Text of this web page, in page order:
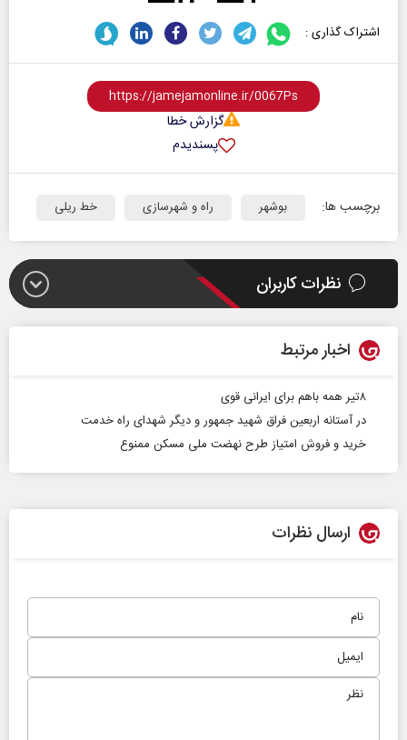
اشتراک گذاری :
گزارش خطا
پسندیدم
برچسب ها: بوشهر راه و شهرسازی خط ریلی
نظرات کاربران
اخبار مرتبط
۸تیر همه باهم برای ایرانی قوی
در آستانه اربعین فراق شهید جمهور و دیگر شهدای راه خدمت
خرید و فروش امتیاز طرح نهضت ملی مسکن ممنوع
ارسال نظرات